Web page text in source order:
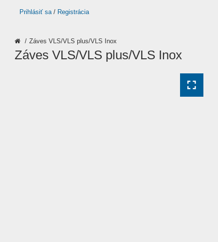
Prihlásiť sa/ Registrácia
Záves VLS/VLS plus/VLS Inox
Záves VLS/VLS plus/VLS Inox